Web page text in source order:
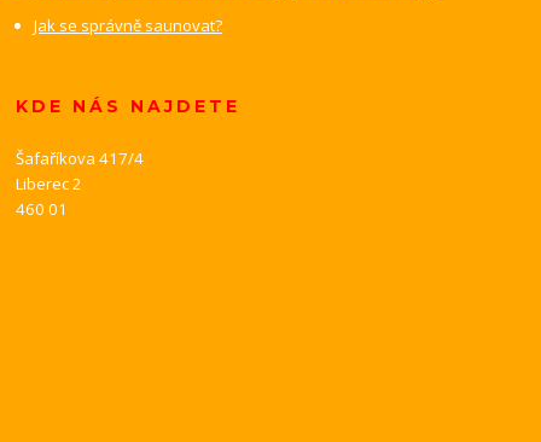
Jak se správně saunovat?
KDE NÁS NAJDETE
Šafaříkova 417/4
Liberec 2
460 01